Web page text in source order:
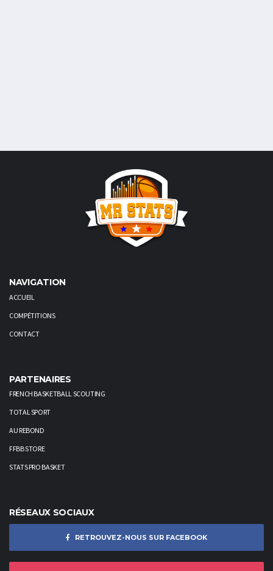
NAVIGATION
ACCUEIL
COMPÉTITIONS
CONTACT
PARTENAIRES
FRENCH BASKETBALL SCOUTING
TOTAL SPORT
AU REBOND
FFBB STORE
STATS PRO BASKET
RÉSEAUX SOCIAUX
RETROUVEZ-NOUS SUR FACEBOOK